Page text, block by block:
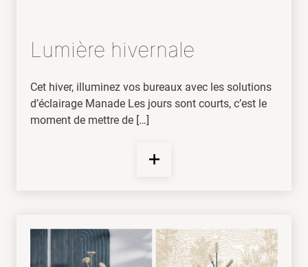
Lumière hivernale
Cet hiver, illuminez vos bureaux avec les solutions
d’éclairage Manade Les jours sont courts, c’est le
moment de mettre de […]